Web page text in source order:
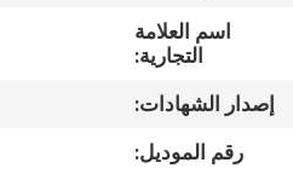
برنامجاسم العلامة
التجارية:
إصدار الشهادات:
رقم الموديل: